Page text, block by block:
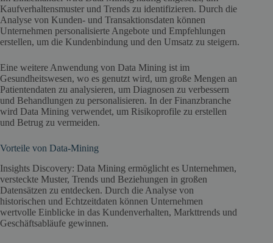
Kaufverhaltensmuster und Trends zu identifizieren. Durch die
Analyse von Kunden- und Transaktionsdaten können
Unternehmen personalisierte Angebote und Empfehlungen
erstellen, um die Kundenbindung und den Umsatz zu steigern.
Eine weitere Anwendung von Data Mining ist im
Gesundheitswesen, wo es genutzt wird, um große Mengen an
Patientendaten zu analysieren, um Diagnosen zu verbessern
und Behandlungen zu personalisieren. In der Finanzbranche
wird Data Mining verwendet, um Risikoprofile zu erstellen
und Betrug zu vermeiden.
Vorteile von Data-Mining
Insights Discovery: Data Mining ermöglicht es Unternehmen,
versteckte Muster, Trends und Beziehungen in großen
Datensätzen zu entdecken. Durch die Analyse von
historischen und Echtzeitdaten können Unternehmen
wertvolle Einblicke in das Kundenverhalten, Markttrends und
Geschäftsabläufe gewinnen.